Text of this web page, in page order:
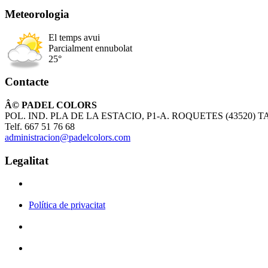
Meteorologia
El temps avui
Parcialment ennubolat
25°
Contacte
Â© PADEL COLORS
POL. IND. PLA DE LA ESTACIO, P1-A. ROQUETES (43520)
Telf. 667 51 76 68
administracion@padelcolors.com
Legalitat
Política de privacitat